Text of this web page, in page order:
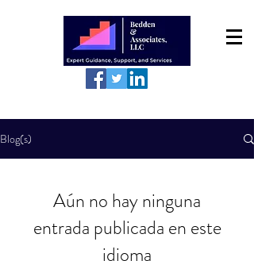
Blog(s)
Aún no hay ninguna
entrada publicada en este
idioma